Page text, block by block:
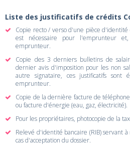
Liste des justificatifs de crédits
Copie recto / verso d'une pièce
est nécessaire pour l'emprunteur
emprunteur.
Copie des 3 derniers bulletins de
dernier avis d'imposition pour les non
autre signataire, ces justificatifs
emprunteur.
Copie de la dernière facture de
ou facture d'énergie (eau, gaz, électricité).
Pour les propriétaires, photocopie de la
Relevé d'identité bancaire (RIB) servant
cas d'acceptation du dossier.